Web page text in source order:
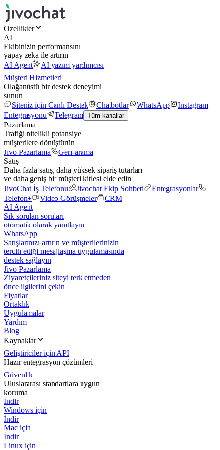
Özellikler
AI
Ekibinizin performansını
yapay zeka ile artırın
AI Agent
AI yazım yardımcısı
Müşteri Hizmetleri
Olağanüstü bir destek deneyimi
sunun
Siteniz için Canlı Destek
Chatbotlar WhatsApp
Instagram
Entegrasyonu
Telegram Tüm kanallar
Pazarlama
Trafiği nitelikli potansiyel
müşterilere dönüştürün
Jivo Pazarlama
Geri-arama
Satış
Daha fazla satış, daha yüksek sipariş tutarları
ve daha geniş bir müşteri kitlesi elde edin
JivoChat İş Telefonu
Jivochat Ekip Sohbeti
Entegrasyonlar
Telefon+
Video Görüşmeler
CRM
AI Agent
Sık sorulan soruları
otomatik olarak yanıtlayın
WhatsApp
Satışlarınızı artırın ve müşterilerinizin
tercih ettiği mesajlaşma uygulamasında
destek sağlayın
Jivo Pazarlama
Ziyaretçileriniz siteyi terk etmeden
önce ilgilerini çekin
Fiyatlar
Ortaklık
Uygulamalar
Yardım
Blog
Kaynaklar
Geliştiriciler için API
Hazır entegrasyon çözümleri
Güvenlik
Uluslararası standartlara uygun
koruma
İndir
Windows için
İndir
Mac için
İndir
Linux için